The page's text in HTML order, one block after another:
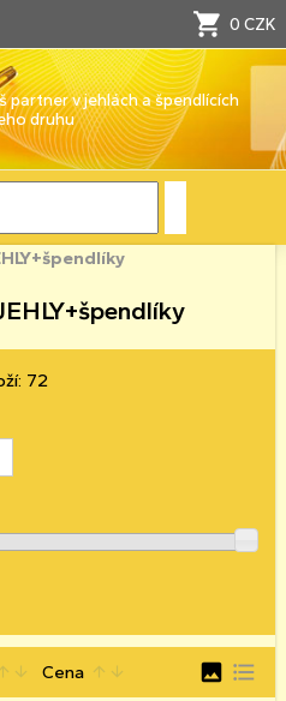
0 CZK
partner v jehlách a špendlících
druhu
72
arrow_downward Cena arrow_upward arrow_downward image format_list_bulleted